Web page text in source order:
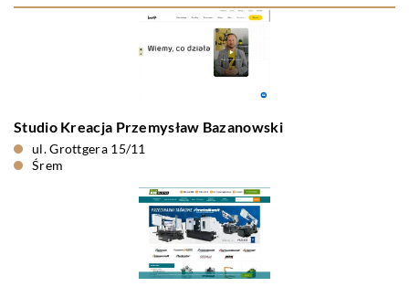
Studio Kreacja Przemysław Bazanowski
ul. Grottgera 15/11
Śrem